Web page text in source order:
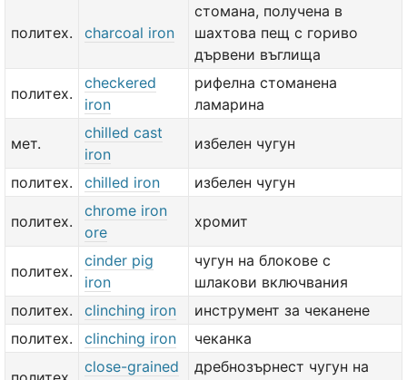
политех. charcoal iron
стомана, получена в
шахтова пещ с гориво
дървени въглища
политех.
checkered
iron
рифелна стоманена
ламарина
мет.
chilled cast
iron
избелен чугун
политех. chilled iron избелен чугун
политех.
chrome iron
ore
хромит
политех.
cinder pig
iron
чугун на блокове с
шлакови включвания
политех.
clinching iron
инструмент за чеканене
политех.
clinching iron чеканка
close-grained
дребнозърнест чугун на